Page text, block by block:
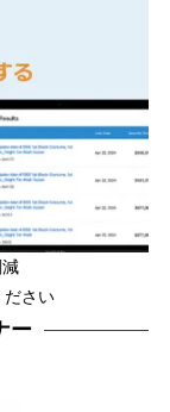
ださい
ー